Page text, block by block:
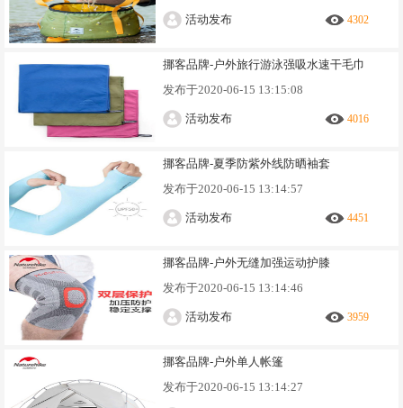
活动发布 4302
挪客品牌-户外旅行游泳强吸水速干毛巾
发布于2020-06-15 13:15:08
活动发布 4016
挪客品牌-夏季防紫外线防晒袖套
发布于2020-06-15 13:14:57
活动发布 4451
挪客品牌-户外无缝加强运动护膝
发布于2020-06-15 13:14:46
活动发布 3959
挪客品牌-户外单人帐篷
发布于2020-06-15 13:14:27